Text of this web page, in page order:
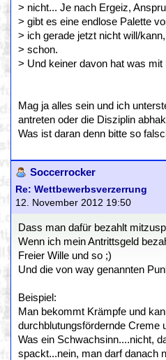
> nicht... Je nach Ergeiz,
> gibt es eine endlose Palette
> ich gerade jetzt nicht will/
> schon.
> Und keiner davon hat was mit
Mag ja alles sein und ich
antreten oder die Disziplin
Was ist daran denn bitte so
Soccerrocker
Re: Wettbewerbsverzerrung
12. November 2012 19:50
Dass man dafür bezahlt
Wenn ich mein Antrittsgeld
Freier Wille und so ;)
Und die von way genannten
Beispiel:
Man bekommt Krämpfe und
durchblutungsfördernde Creme
Was ein Schwachsinn....nicht,
spackt...nein, man darf danach